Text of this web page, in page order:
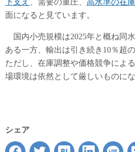
下支え 、需要の重圧、 高水準の在庫
面になると見ています。
国内小売規模は2025年と概ね同
ある一方、輸出は引き続き10％超
ただし、在庫調整や価格競争によ
場環境は依然として厳しいものに
シェア